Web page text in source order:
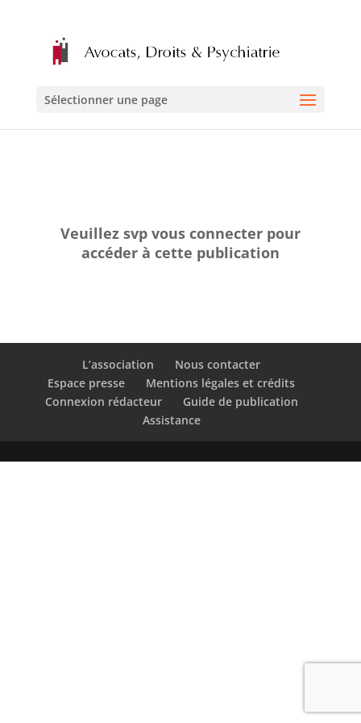
Sélectionner une page
Veuillez svp vous connecter pour
accéder à cette publication
L’association
Nous contacter
Espace presse
Mentions légales et crédits
Connexion rédacteur
Guide de publication
Assistance